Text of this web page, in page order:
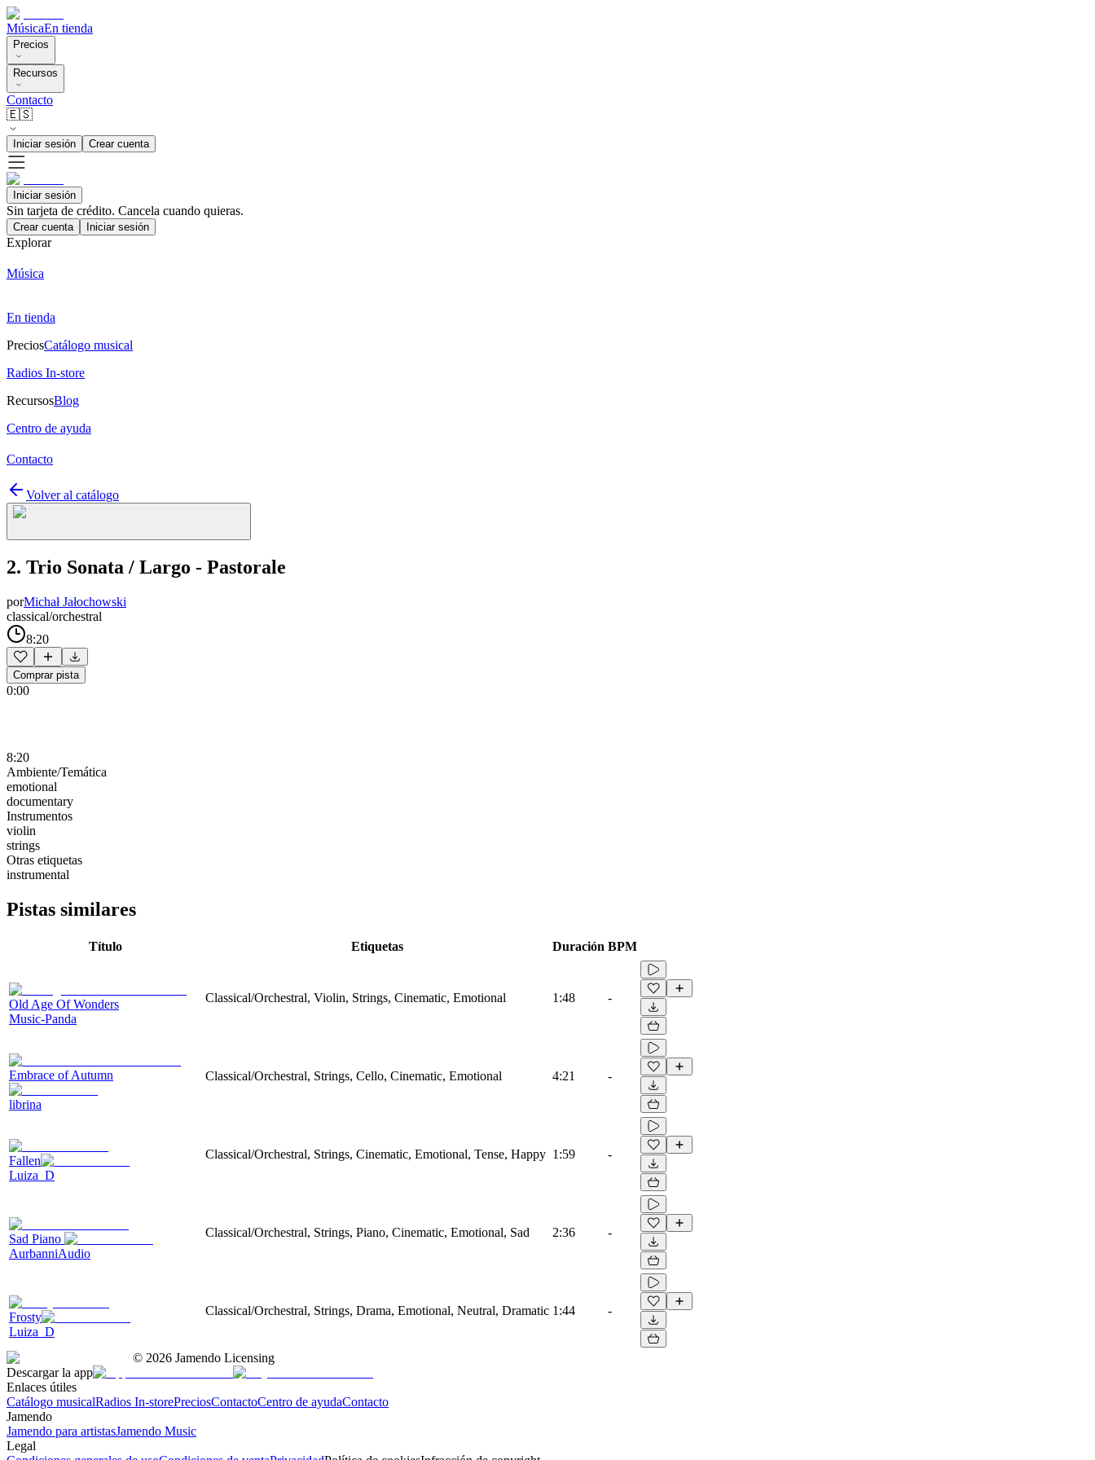
MúsicaEn tienda
Precios
Recursos
Contacto
🇪🇸
Iniciar sesión Crear cuenta
Iniciar sesión
Sin tarjeta de crédito. Cancela cuando quieras.
Crear cuenta Iniciar sesión
Explorar
Música
En tienda
PreciosCatálogo musical
Radios In-store
RecursosBlog
Centro de ayuda
Contacto
Volver al catálogo
2. Trio Sonata / Largo - Pastorale
porMichał Jałochowski
classical/orchestral
8:20
Comprar pista
0:00
8:20
Ambiente/Temática
emotional
documentary
Instrumentos
violin
strings
Otras etiquetas
instrumental
Pistas similares
Título Etiquetas Duración BPM
Old Age Of Wonders
Music-Panda
Classical/Orchestral, Violin, Strings, Cinematic, Emotional 1:48 -
Embrace of Autumn
librina
Classical/Orchestral, Strings, Cello, Cinematic, Emotional 4:21 -
Fallen
Luiza_D
Classical/Orchestral, Strings, Cinematic, Emotional, Tense, Happy 1:59 -
Sad Piano
AurbanniAudio
Classical/Orchestral, Strings, Piano, Cinematic, Emotional, Sad 2:36 -
Frosty
Luiza_D
Classical/Orchestral, Strings, Drama, Emotional, Neutral, Dramatic 1:44 -
© 2026 Jamendo Licensing
Descargar la app
Enlaces útiles
Catálogo musicalRadios In-storePreciosContactoCentro de ayudaContacto
Jamendo
Jamendo para artistasJamendo Music
Legal